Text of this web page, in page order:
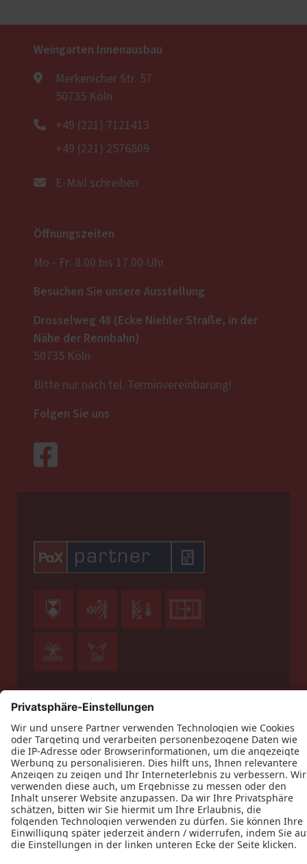
Weingarten Innenausbau
Merkenicher Str. 57
50735 Köln
+49 (221) 7121413
+49 (221) 2576809
E-Mail schreiben
Öffnungszeiten
Mo - Fr: 8.00 bis 17.00 Uhr
Besuchen Sie unsere Ausstellung
Drosselweg 48 (Ecke Niehler Straße, in der
Nähe der Rennbahn)
50735 Köln
Bitte nur nach tel. Terminvereinbarung!
Folgen Sie uns
   
 
Datenschutz Impressum Kontakt
AGB
Weingarten Innenausbau © 2026